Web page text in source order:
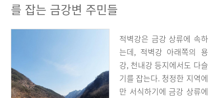
를 잡는 금강변 주민들
적벽강은 금강 상류에 속하
는데, 적벽강 아래쪽의 용
강, 천내강 등지에서도 다슬
기를 잡는다. 청정한 지역에
만 서식하기에 금강 상류에